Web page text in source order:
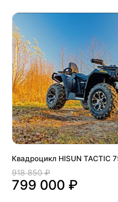
Квадроцикл HISUN TACTIC
918 850 ₽
799 000 ₽